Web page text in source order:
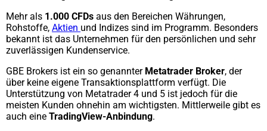
Mehr als 1.000 CFDs aus den Bereichen Währungen,
Rohstoffe, Aktien und Indizes sind im Programm. Besonders
bekannt ist das Unternehmen für den persönlichen und sehr
zuverlässigen Kundenservice.
GBE Brokers ist ein so genannter Metatrader Broker, der
über keine eigene Transaktionsplattform verfügt. Die
Unterstützung von Metatrader 4 und 5 ist jedoch für die
meisten Kunden ohnehin am wichtigsten. Mittlerweile gibt es
auch eine TradingView-Anbindung.